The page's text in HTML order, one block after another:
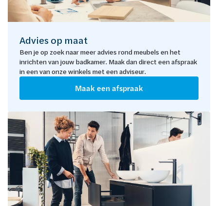
Advies op maat
Ben je op zoek naar meer advies rond meubels en het
inrichten van jouw badkamer. Maak dan direct een afspraak
in een van onze winkels met een adviseur.
Maak een afspraak